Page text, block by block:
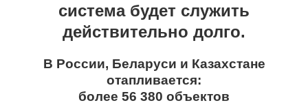
система будет служить
действительно долго.
В России, Беларуси и Казахстане
отапливается:
более 56 380 объектов